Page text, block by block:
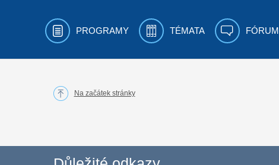
PROGRAMY TÉMATA FÓRUM
Na začátek stránky